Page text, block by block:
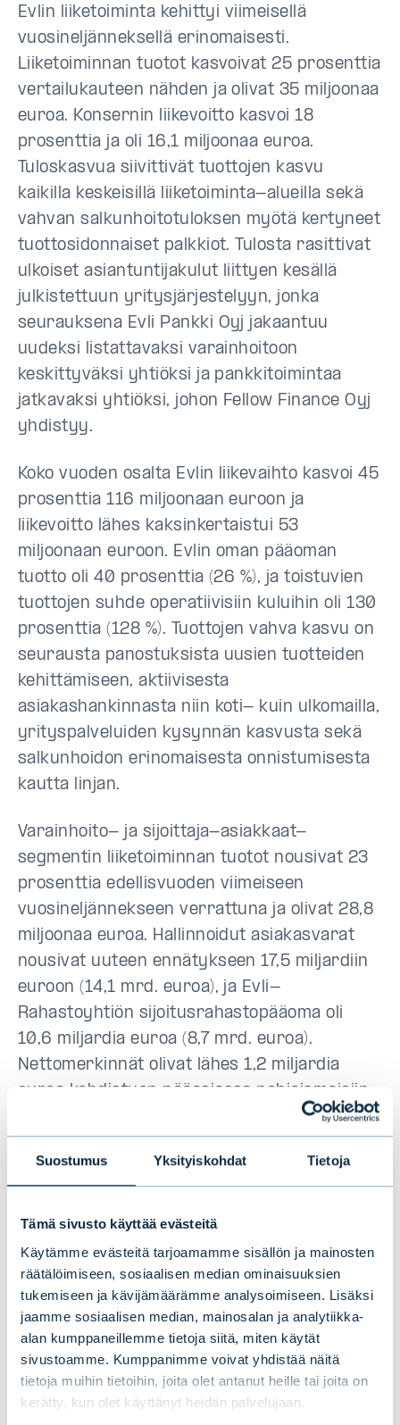
Suostumus Yksityiskohdat Tietoja
Tämä sivusto käyttää evästeitä
Käytämme evästeitä tarjoamamme sisällön ja mainosten
räätälöimiseen, sosiaalisen median ominaisuuksien
tukemiseen ja kävijämäärämme analysoimiseen. Lisäksi
jaamme sosiaalisen median, mainosalan ja analytiikka-
alan kumppaneillemme tietoja siitä, miten käytät
sivustoamme. Kumppanimme voivat yhdistää näitä
tietoja muihin tietoihin, joita olet antanut heille tai joita on
kerätty, kun olet käyttänyt heidän palvelujaan.
Evlin liiketoiminta kehittyi viimeisellä
vuosineljänneksellä erinomaisesti.
Liiketoiminnan tuotot kasvoivat 25 prosenttia
vertailukauteen nähden ja olivat 35 miljoonaa
euroa. Konsernin liikevoitto kasvoi 18
prosenttia ja oli 16,1 miljoonaa euroa.
Tuloskasvua siivittivät tuottojen kasvu
kaikilla keskeisillä liiketoiminta-alueilla sekä
vahvan salkunhoitotuloksen myötä kertyneet
tuottosidonnaiset palkkiot. Tulosta rasittivat
ulkoiset asiantuntijakulut liittyen kesällä
julkistettuun yritysjärjestelyyn, jonka
seurauksena Evli Pankki Oyj jakaantuu
uudeksi listattavaksi varainhoitoon
keskittyväksi yhtiöksi ja pankkitoimintaa
jatkavaksi yhtiöksi, johon Fellow Finance Oyj
yhdistyy.
Koko vuoden osalta Evlin liikevaihto kasvoi 45
prosenttia 116 miljoonaan euroon ja
liikevoitto lähes kaksinkertaistui 53
miljoonaan euroon. Evlin oman pääoman
tuotto oli 40 prosenttia (26 %), ja toistuvien
tuottojen suhde operatiivisiin kuluihin oli 130
prosenttia (128 %). Tuottojen vahva kasvu on
seurausta panostuksista uusien tuotteiden
kehittämiseen, aktiivisesta
asiakashankinnasta niin koti- kuin ulkomailla,
yrityspalveluiden kysynnän kasvusta sekä
salkunhoidon erinomaisesta onnistumisesta
kautta linjan.
Varainhoito- ja sijoittaja-asiakkaat-
segmentin liiketoiminnan tuotot nousivat 23
prosenttia edellisvuoden viimeiseen
vuosineljännekseen verrattuna ja olivat 28,8
miljoonaa euroa. Hallinnoidut asiakasvarat
nousivat uuteen ennätykseen 17,5 miljardiin
euroon (14,1 mrd. euroa), ja Evli-
Rahastoyhtiön sijoitusrahastopääoma oli
10,6 miljardia euroa (8,7 mrd. euroa).
Nettomerkinnät olivat lähes 1,2 miljardia
euroa kohdistuen pääasiassa pohjoismaisiin
sekä eurooppalaisiin yrityslainoihin.
Segmentin tuottojen kasvuun vaikuttivat
positiivisesti perinteisten ja vaihtoehtoisten
välitystoiminnan lisääntyneet palkkiot. Uudet
asiakkuudet, nykyisten asiakkaiden
lisäsijoitukset sekä positiivinen
markkinavaikutus kasvattivat hoidettavan
asiakasvarallisuuden yksityis- ja
instituutiovaranhoitomandaateissa uuteen
ennätykseen. Segmentin positiivista
kehitystä vahvistivat salkunhoidon hyvät